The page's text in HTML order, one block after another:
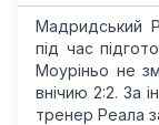
Мадридський
під час
Моуріньо не
внічию 2:2. За
тренер Реала